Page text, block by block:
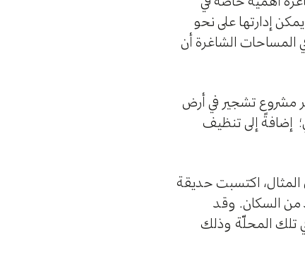
إدارتها على نحو
المساحات الشاغرة أن
مشروع تشجير في أرض
إضافةً إلى تنظيف
اكتسبت حديقة
من السكان. وقد
تلك المحلّة وذلك